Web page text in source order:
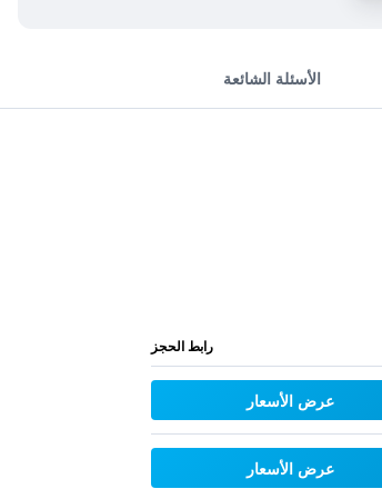
الأسئلة الشائعة
رابط الحجز
عرض الأسعار
عرض الأسعار